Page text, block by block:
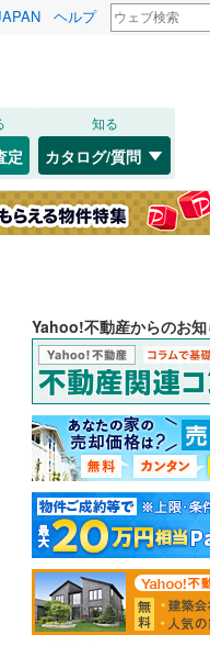
ヘルプ
定
知る
カタログ/質問
Yahoo!不動産からのお